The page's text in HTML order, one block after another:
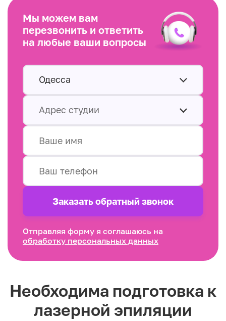
Мы можем вам
перезвонить и ответить
на любые ваши вопросы
Одесса
Адрес студии
Заказать обратный звонок
Отправляя форму я соглашаюсь на
обработку персональных данных
Необходима подготовка к
лазерной эпиляции